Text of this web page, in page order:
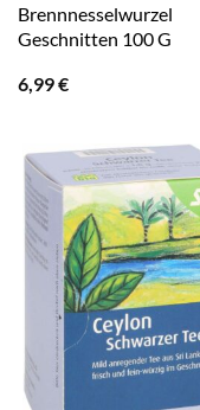
Brennnesselwurzel
Geschnitten 100 G
6,99€